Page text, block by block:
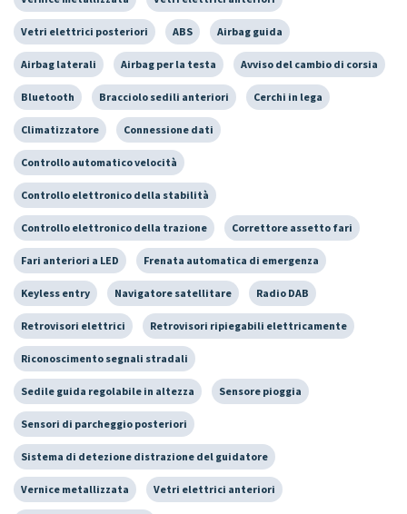
Vetri elettrici posteriori ABS Airbag guida
Airbag laterali Airbag per la testa Avviso del cambio di corsia
Bluetooth Bracciolo sedili anteriori Cerchi in lega
Climatizzatore Connessione dati
Controllo automatico velocità
Controllo elettronico della stabilità
Controllo elettronico della trazione Correttore assetto fari
Fari anteriori a LED Frenata automatica di emergenza
Keyless entry Navigatore satellitare Radio DAB
Retrovisori elettrici Retrovisori ripiegabili elettricamente
Riconoscimento segnali stradali
Sedile guida regolabile in altezza Sensore pioggia
Sensori di parcheggio posteriori
Sistema di detezione distrazione del guidatore
Vernice metallizzata Vetri elettrici anteriori